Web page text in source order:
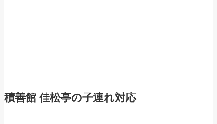
積善館 佳松亭の子連れ対応